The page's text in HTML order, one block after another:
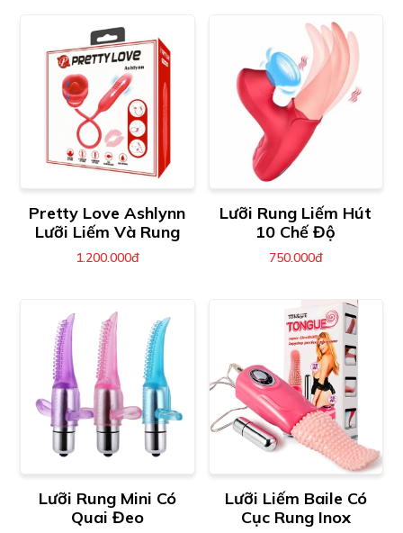
Pretty Love Ashlynn
Lưỡi Liếm Và Rung
1.200.000đ
Lưỡi Rung Liếm Hút
10 Chế Độ
750.000đ
Lưỡi Rung Mini Có
Quai Đeo
Lưỡi Liếm Baile Có
Cục Rung Inox